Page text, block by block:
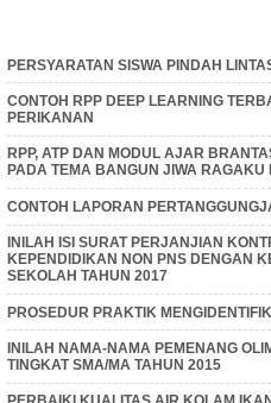
PERSYARATAN SISWA PINDAH
CONTOH RPP DEEP LEARNING
PERIKANAN
RPP, ATP DAN MODUL AJAR
PADA TEMA BANGUN JIWA RAGAKU
CONTOH LAPORAN
INILAH ISI SURAT PERJANJIAN
KEPENDIDIKAN NON PNS DENGAN
SEKOLAH TAHUN 2017
PROSEDUR PRAKTIK
INILAH NAMA-NAMA PEMENANG
TINGKAT SMA/MA TAHUN 2015